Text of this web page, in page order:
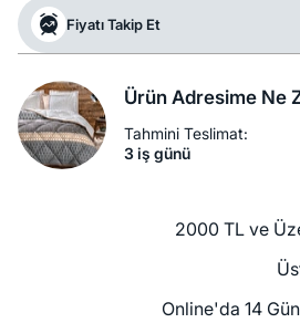
Fiyatı Takip Et
Ürün Adresime Ne
Tahmini Teslimat:
3 iş günü
2000 TL ve
Online'da 14